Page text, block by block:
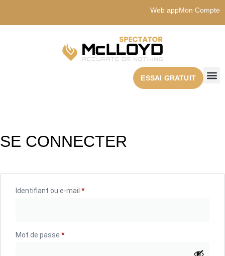
Web appMon Compte
ESSAI GRATUIT
SE CONNECTER
Identifiant ou e-mail *
Mot de passe *